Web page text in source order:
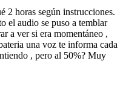
2 horas según instrucciones.
el audio se puso a temblar
a ver si era momentáneo ,
una voz te informa cada
, pero al 50%? Muy